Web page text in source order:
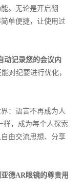
。无论是开启翻
单便捷，让使用过
动记录您的会议内
对纪要进行优化，
：语言不再成为人
样，成为每个人探索
由交流思想、分享
德AR眼镜的尊贵用